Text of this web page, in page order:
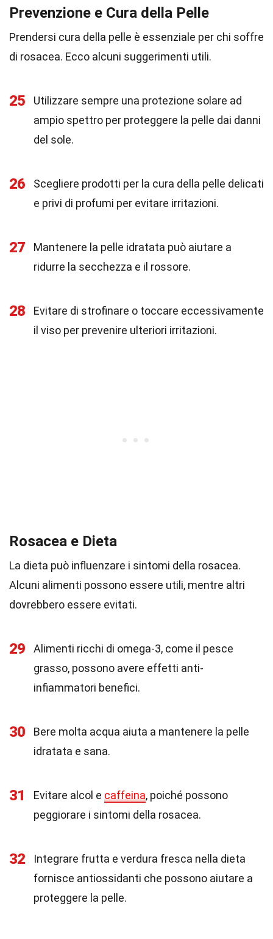
Prevenzione e Cura della Pelle
Prendersi cura della pelle è essenziale per chi soffre
di rosacea. Ecco alcuni suggerimenti utili.
25
Utilizzare sempre una protezione solare ad
ampio spettro per proteggere la pelle dai danni
del sole.
26
Scegliere prodotti per la cura della pelle delicati
e privi di profumi per evitare irritazioni.
27
Mantenere la pelle idratata può aiutare a
ridurre la secchezza e il rossore.
28
Evitare di strofinare o toccare eccessivamente
il viso per prevenire ulteriori irritazioni.
Rosacea e Dieta
La dieta può influenzare i sintomi della rosacea.
Alcuni alimenti possono essere utili, mentre altri
dovrebbero essere evitati.
29
Alimenti ricchi di omega-3, come il pesce
grasso, possono avere effetti anti-
infiammatori benefici.
30
Bere molta acqua aiuta a mantenere la pelle
idratata e sana.
31 Evitare alcol e caffeina, poiché possono
peggiorare i sintomi della rosacea.
32
Integrare frutta e verdura fresca nella dieta
fornisce antiossidanti che possono aiutare a
proteggere la pelle.